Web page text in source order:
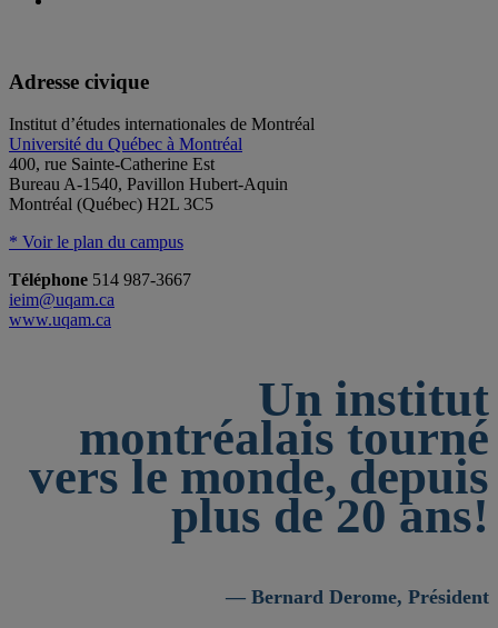
Adresse civique
Institut d’études internationales de Montréal
Université du Québec à Montréal
400, rue Sainte-Catherine Est
Bureau A-1540, Pavillon Hubert-Aquin
Montréal (Québec) H2L 3C5
* Voir le plan du campus
Téléphone 514 987-3667
ieim@uqam.ca
www.uqam.ca
Un institut
montréalais tourné
vers le monde, depuis
plus de 20 ans!
— Bernard Derome, Président